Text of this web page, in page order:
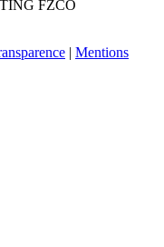
FZCO
| Mentions